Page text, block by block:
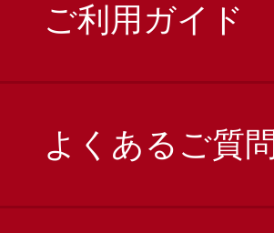
ご利用ガイド
よくあるご質問